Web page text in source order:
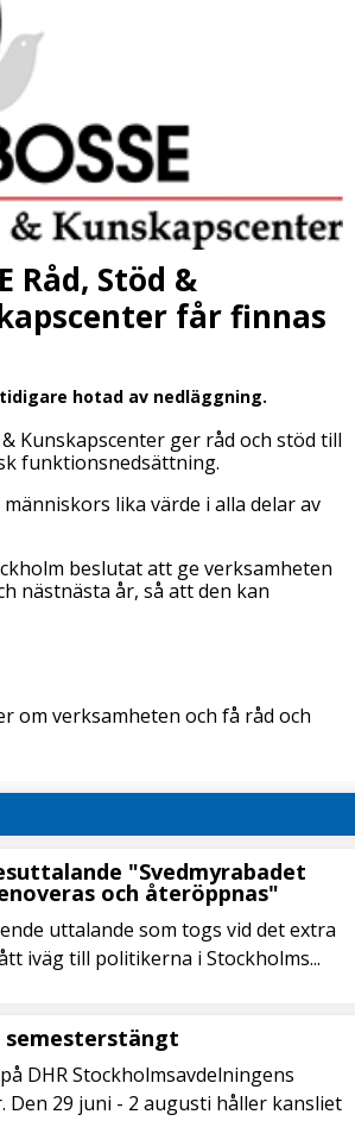
Råd, Stöd &
får finnas
hotad av nedläggning.
& Kunskapscenter ger råd och stöd till
funktionsnedsättning.
lika värde i alla delar av
beslutat att ge verksamheten
nästnästa år, så att den kan
om verksamheten och få råd och
"Svedmyrabadet
och återöppnas"
uttalande som togs vid det extra
iväg till politikerna i Stockholms...
semesterstängt
DHR Stockholmsavdelningens
Den 29 juni - 2 augusti håller kansliet